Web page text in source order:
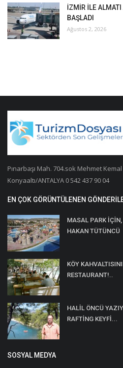
İZMİR İLE ALMATI
BAŞLADI
Ağustos 2, 2026
Pınarbaşı Mah. 704.sok Mehmet
Konyaaltı/ANTALYA 0 542 437 90 04
EN ÇOK GÖRÜNTÜLENEN
MASAL PARK
HAKAN TÜTÜNCÜ
KÖY
RESTAURANT!..
HALİL ÖNCÜ
RAFTİNG KEYFİ...
SOSYAL MEDYA